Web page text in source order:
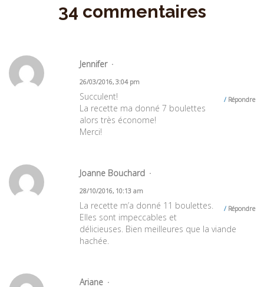
34 commentaires
Jennifer
26/03/2016, 3:04 pm
Répondre
Succulent!
La recette ma donné 7 boulettes
alors très économe!
Merci!
Joanne Bouchard
28/10/2016, 10:13 am
Répondre
La recette m’a donné 11 boulettes.
Elles sont impeccables et
délicieuses. Bien meilleures que la viande
hachée.
Ariane